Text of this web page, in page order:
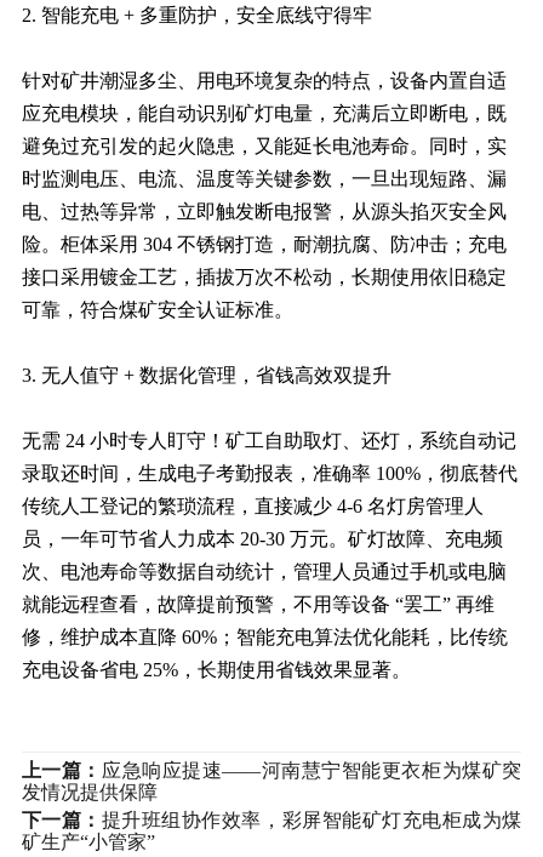
2. 智能充电 + 多重防护，安全底线守得牢
针对矿井潮湿多尘、用电环境复杂的特点，设备内置自适
应充电模块，能自动识别矿灯电量，充满后立即断电，既
避免过充引发的起火隐患，又能延长电池寿命。同时，实
时监测电压、电流、温度等关键参数，一旦出现短路、漏
电、过热等异常，立即触发断电报警，从源头掐灭安全风
险。柜体采用 304 不锈钢打造，耐潮抗腐、防冲击；充电
接口采用镀金工艺，插拔万次不松动，长期使用依旧稳定
可靠，符合煤矿安全认证标准。
3. 无人值守 + 数据化管理，省钱高效双提升
无需 24 小时专人盯守！矿工自助取灯、还灯，系统自动记
录取还时间，生成电子考勤报表，准确率 100%，彻底替代
传统人工登记的繁琐流程，直接减少 4-6 名灯房管理人
员，一年可节省人力成本 20-30 万元。矿灯故障、充电频
次、电池寿命等数据自动统计，管理人员通过手机或电脑
就能远程查看，故障提前预警，不用等设备 “罢工” 再维
修，维护成本直降 60%；智能充电算法优化能耗，比传统
充电设备省电 25%，长期使用省钱效果显著。
上一篇： 应急响应提速——河南慧宁智能更衣柜为煤矿突
发情况提供保障
下一篇： 提升班组协作效率，彩屏智能矿灯充电柜成为煤
矿生产“小管家”